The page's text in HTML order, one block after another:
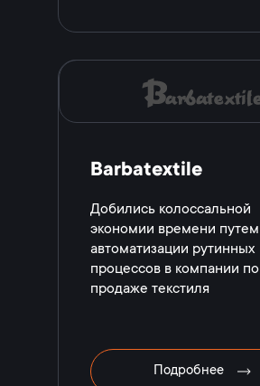
Barbatextile
Добились колоссальной
экономии времени путем
автоматизации рутинных
процессов в компании по
продаже текстиля
Подробнее